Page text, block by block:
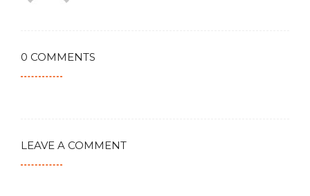
0 COMMENTS
LEAVE A COMMENT